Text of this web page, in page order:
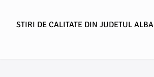
STIRI DE CALITATE DIN JUDETUL ALBA